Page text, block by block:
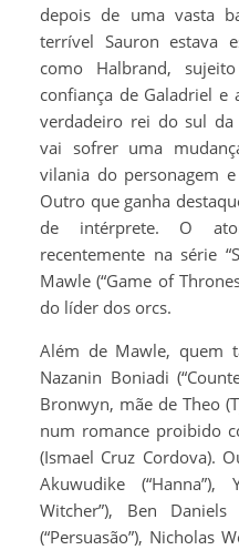
depois de uma vasta
terrível Sauron estava
como Halbrand,
confiança de Galadriel
verdadeiro rei do sul da
vai sofrer uma
vilania do personagem
Outro que ganha
de intérprete. O
recentemente na série
Mawle (“Game of
do líder dos orcs.
Além de Mawle, quem
Nazanin Boniadi
Bronwyn, mãe de Theo
num romance proibido
(Ismael Cruz Cordova).
Akuwudike (“Hanna”),
Witcher”), Ben
(“Persuasão”), Nicholas